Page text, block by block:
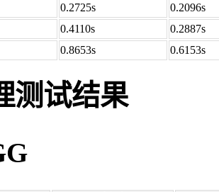
0.2725s
0.2096s
0.4110s
0.2887s
0.8653s 0.6153s
测试结果